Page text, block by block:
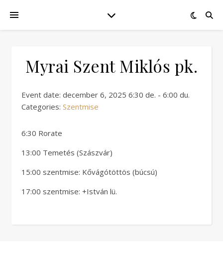
Myrai Szent Miklós pk.
Event date: december 6, 2025 6:30 de. - 6:00 du.
Categories: Szentmise
6:30 Rorate
13:00 Temetés (Szászvár)
15:00 szentmise: Kővágótöttös (búcsú)
17:00 szentmise: +István lü.